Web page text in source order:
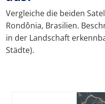
Vergleiche die beiden
Rondônia, Brasilien.
in der Landschaft
Städte).